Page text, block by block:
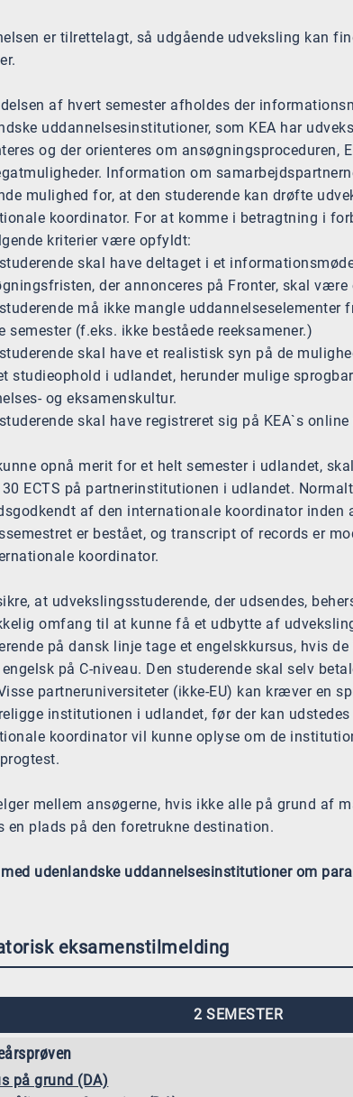
er tilrettelagt, så udgående udveksling kan
af hvert semester afholdes der
uddannelsesinstitutioner, som KEA har
og der orienteres om ansøgningsproceduren,
Information om
mulighed for, at den studerende kan drøfte
koordinator. For at komme i betragtning i
kriterier være opfyldt:
skal have deltaget i et
der annonceres på Fronter, skal være
må ikke mangle uddannelseselementer
semester (f.eks. ikke beståede reeksamener.)
skal have et realistisk syn på de
studieophold i udlandet, herunder mulige
og eksamenskultur.
skal have registreret sig på KEA`s
opnå merit for et helt semester i udlandet,
ECTS på partnerinstitutionen i udlandet.
af den internationale koordinator inden
er bestået, og transcript of records er
koordinator.
at udvekslingsstuderende, der udsendes,
omfang til at kunne få et udbytte af
på dansk linje tage et engelskkursus, hvis
på C-niveau. Den studerende skal selv
partneruniversiteter (ikke-EU) kan kræver en
institutionen i udlandet, før der kan udstedes
koordinator vil kunne oplyse om de
mellem ansøgerne, hvis ikke alle på grund af
en plads på den foretrukne destination.
udenlandske uddannelsesinstitutioner om
eksamenstilmelding
2 SEMESTER
på grund (DA)